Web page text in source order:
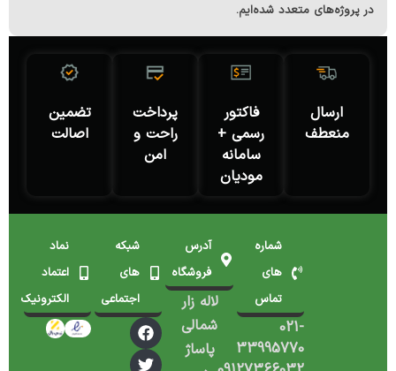
در پروژه‌های متعدد شده‌ایم.
ارسال
منعطف
فاکتور
رسمی +
سامانه
مودیان
پرداخت
راحت و
امن
تضمین
اصالت
شماره
های
تماس
021-
33995770
آدرس
فروشگاه
لاله زار
شمالی
پاساژ
شبکه
های
اجتماعی
نماد
اعتماد
الکترونیک